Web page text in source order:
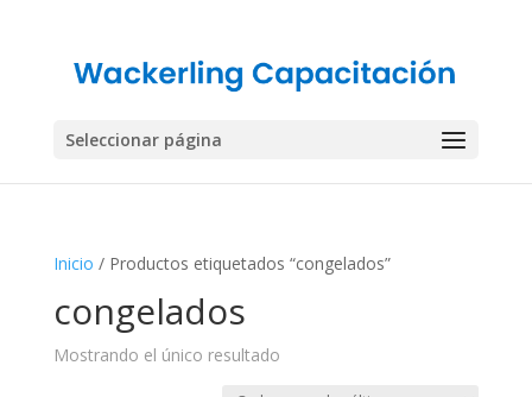
Seleccionar página
Inicio / Productos etiquetados “congelados”
congelados
Mostrando el único resultado